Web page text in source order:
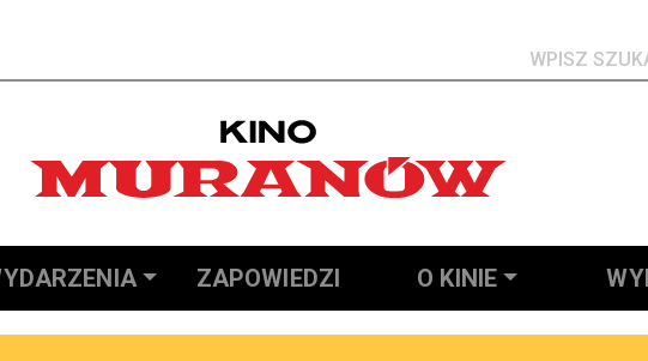
ZAPOWIEDZI O KINIE